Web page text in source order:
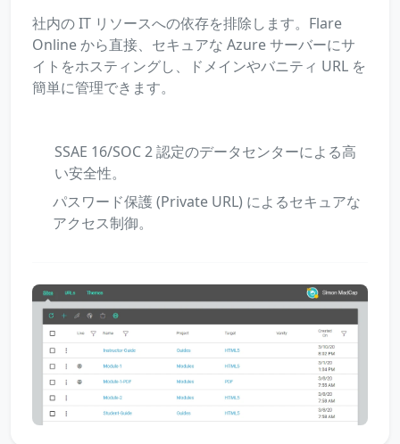
社内の IT リソースへの依存を排除します。Flare
Online から直接、セキュアな Azure サーバーにサ
イトをホスティングし、ドメインやバニティ URL を
簡単に管理できます。
SSAE 16/SOC 2 認定のデータセンターによる高
い安全性。
パスワード保護 (Private URL) によるセキュアな
アクセス制御。